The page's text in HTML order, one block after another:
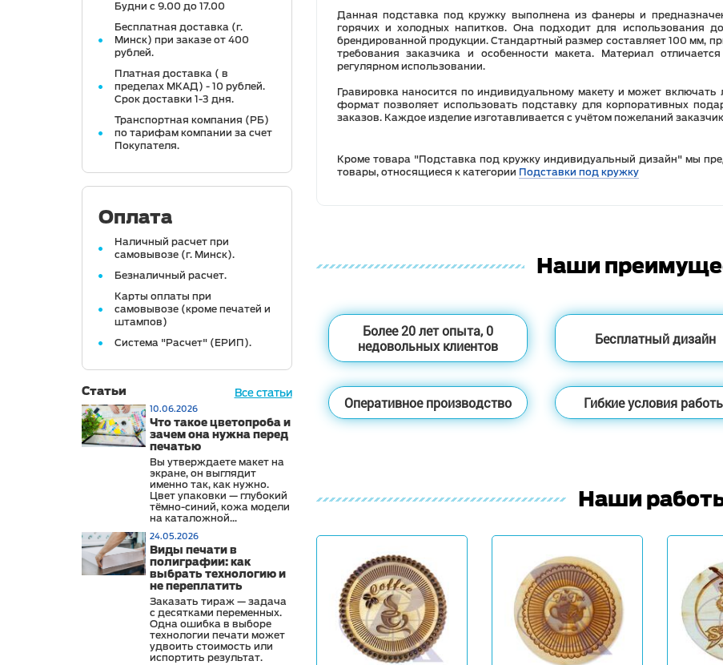
Будни с 9.00 до 17.00
Бесплатная доставка (г.
Минск) при заказе от 400
рублей.
Платная доставка ( в
пределах МКАД) - 10 рублей.
Срок доставки 1-3 дня.
Транспортная компания (РБ)
по тарифам компании за счет
Покупателя.
Оплата
Наличный расчет при
самовывозе (г. Минск).
Безналичный расчет.
Карты оплаты при
самовывозе (кроме печатей и
штампов)
Система "Расчет" (ЕРИП).
Статьи Все статьи
10.06.2026
Что такое цветопроба и
зачем она нужна перед
печатью
Вы утверждаете макет на
экране, он выглядит
именно так, как нужно.
Цвет упаковки — глубокий
тёмно-синий, кожа модели
на каталожной
натуральная, логотип —
строго в фирменном
оттенке. Тираж приходит,
и что-то не так: синий стал
холоднее, кожа чуть
зеленит, логотип выглядит
иначе, чем на сайте и в
офисных материалах.
24.05.2026
Виды печати в
полиграфии: как
выбрать технологию и
не переплатить
Заказать тираж — задача
с десятками переменных.
Одна ошибка в выборе
технологии печати может
удвоить стоимость или
испортить результат.
Данная подставка под кружку выполнена из фанеры и
горячих и холодных напитков. Она подходит для использования
брендированной продукции. Стандартный размер составляет 100 мм,
требования заказчика и особенности макета. Материал
регулярном использовании.
Гравировка наносится по индивидуальному макету и может
формат позволяет использовать подставку для корпоративных
заказов. Каждое изделие изготавливается с учётом пожеланий
Кроме товара "Подставка под кружку индивидуальный дизайн" мы
товары, относящиеся к категории Подставки под кружку
Наши
Более 20 лет опыта, 0
недовольных клиентов
Бесплатный дизайн
Оперативное производство Гибкие условия
Наши